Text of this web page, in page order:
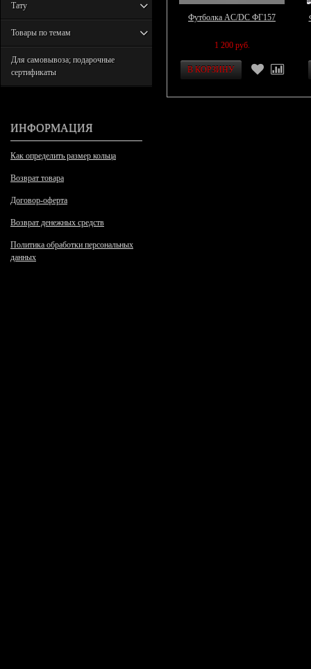
Тату
Товары по темам
Для самовывоза; подарочные
сертификаты
ИНФОРМАЦИЯ
Как определить размер кольца
Возврат товара
Договор-оферта
Возврат денежных средств
Политика обработки персональных
данных
Футболка AC/DC ФГ157
1 200 руб.